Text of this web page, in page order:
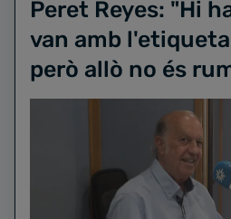
Peret Reyes: "Hi
van amb
però allò no és